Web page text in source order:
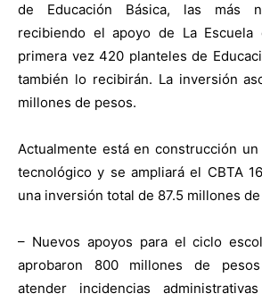
de Educación Básica, las más
recibiendo el apoyo de La
primera vez 420 planteles de
también lo recibirán. La inversión
millones de pesos.
Actualmente está en construcción
tecnológico y se ampliará el CBTA
una inversión total de 87.5 millones
– Nuevos apoyos para el ciclo
aprobaron 800 millones de
atender incidencias